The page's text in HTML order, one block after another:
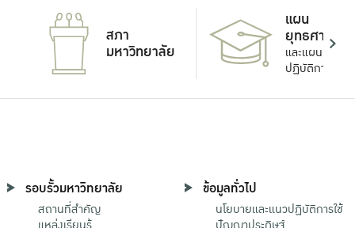
สภา
มหาวิทยาลัย
แผน
ยุทธศาสตร์
และแผน
ปฏิบัติการ
รอบรั้วมหาวิทยาลัย
สถานที่สำคัญ
ข้อมูลทั่วไป
นโยบายและแนวปฏิบัติการใช้